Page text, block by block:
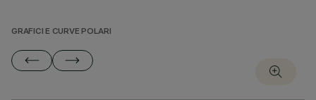
GRAFICI E CURVE POLARI